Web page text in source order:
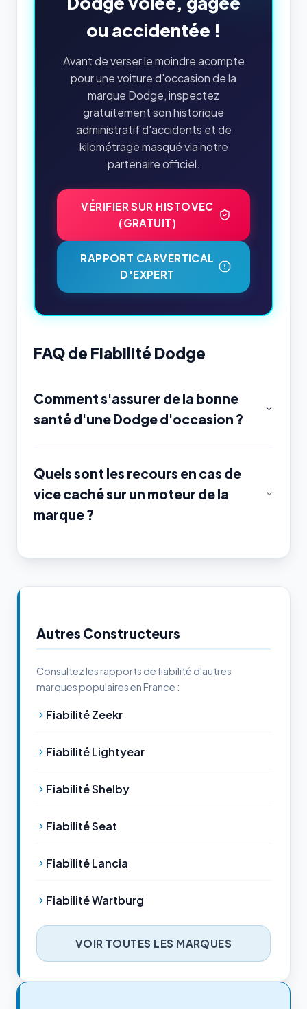
ou accidentée !
Avant de verser le moindre acompte
pour une voiture d'occasion de la
marque Dodge, inspectez
gratuitement son historique
administratif d'accidents et de
kilométrage masqué via notre
partenaire officiel.
VÉRIFIER SUR HISTOVEC
(GRATUIT)
RAPPORT CARVERTICAL
D'EXPERT
FAQ de Fiabilité Dodge
Comment s'assurer de la bonne
santé d'une Dodge d'occasion ?
Quels sont les recours en cas de
vice caché sur un moteur de la
marque ?
Autres Constructeurs
Consultez les rapports de fiabilité d'autres
marques populaires en France :
Fiabilité Zeekr
Fiabilité Lightyear
Fiabilité Shelby
Fiabilité Seat
Fiabilité Lancia
Fiabilité Wartburg
VOIR TOUTES LES MARQUES